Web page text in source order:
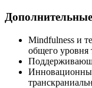
Mindfulness и
общего уровня